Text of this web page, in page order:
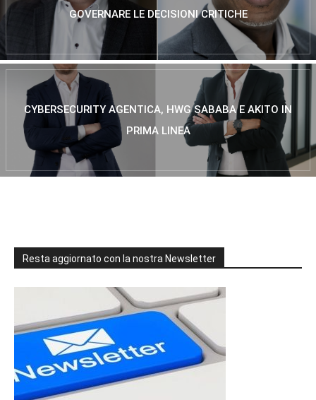
GOVERNARE LE DECISIONI CRITICHE
CYBERSECURITY AGENTICA, HWG SABABA E AKITO IN
PRIMA LINEA
Resta aggiornato con la nostra Newsletter